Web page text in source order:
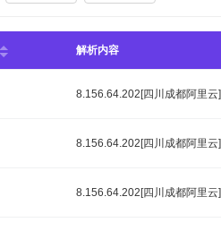
解析内容
8.156.64.202[四川成都阿里云]
8.156.64.202[四川成都阿里云]
8.156.64.202[四川成都阿里云]